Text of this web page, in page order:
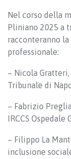
Nel corso della
Pliniano 2025 a
racconteranno
professionale:
– Nicola
Tribunale di
– Fabrizio
IRCCS
– Filippo La
inclusione